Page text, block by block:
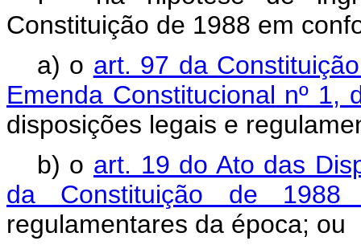
Constituição de 1988 em
a) o art. 97 da
Emenda Constitucional nº
disposições legais e
b) o art. 19 do Ato das
da Constituição de
regulamentares da época; ou